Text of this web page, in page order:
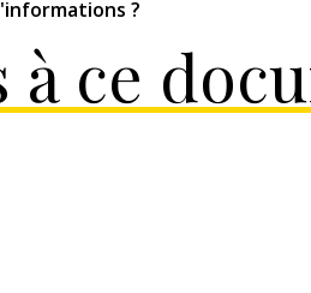
?
à ce